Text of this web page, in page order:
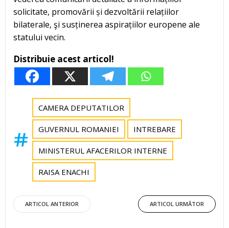
solicitate, promovării și dezvoltării relațiilor
bilaterale, şi susținerea aspirațiilor europene ale
statului vecin.
Distribuie acest articol!
CAMERA DEPUTATILOR
GUVERNUL ROMANIEI INTREBARE
MINISTERUL AFACERILOR INTERNE
RAISA ENACHI
Post
ARTICOL ANTERIOR
PostARTICOL URMĂTOR